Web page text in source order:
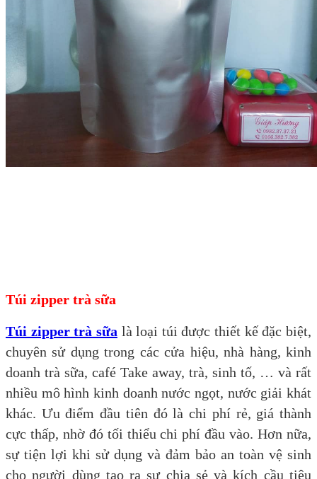
Túi zipper trà sữa
Túi zipper trà sữa là loại túi được thiết kế đặc biệt,
chuyên sử dụng trong các cửa hiệu, nhà hàng, kinh
doanh trà sữa, café Take away, trà, sinh tố, … và rất
nhiều mô hình kinh doanh nước ngọt, nước giải khát
khác. Ưu điểm đầu tiên đó là chi phí rẻ, giá thành
cực thấp, nhờ đó tối thiểu chi phí đầu vào. Hơn nữa,
sự tiện lợi khi sử dụng và đảm bảo an toàn vệ sinh
cho người dùng tạo ra sự chia sẻ và kích cầu tiêu